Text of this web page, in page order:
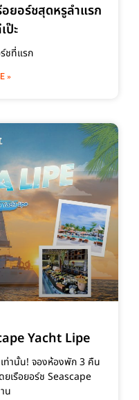
ยอร์ชสุดหรูลำแรก
ป๊ะ
ชที่แรก
»
Yacht Lipe
ท่านั้น! จองห้องพัก 3 คืน
เรือยอร์ช Seascape
น